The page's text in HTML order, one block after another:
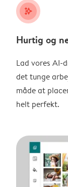
stars_plus
Hurtig og
Lad vores AI-
det tunge
måde at
helt perfekt.